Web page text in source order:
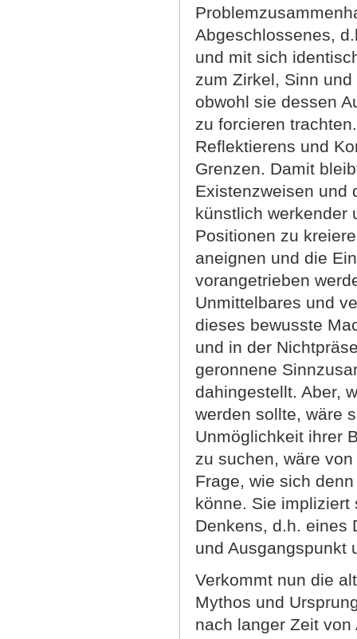
Abgeschlossenes,
und mit sich
zum Zirkel, Sinn
obwohl sie dessen
zu forcieren
Reflektierens und
Grenzen. Damit
Existenzweisen und
künstlich werkender
Positionen zu
aneignen und die
vorangetrieben
Unmittelbares und
dieses bewusste
und in der
geronnene
dahingestellt. Aber,
werden sollte, wäre
Unmöglichkeit ihrer
zu suchen, wäre
Frage, wie sich
könne. Sie
Denkens, d.h. eines
und Ausgangspunkt
Verkommt nun die
Mythos und
nach langer Zeit